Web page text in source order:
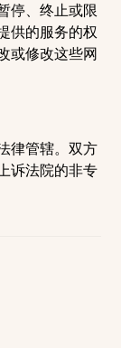
停、终止或限
供的服务的权
或修改这些网
律管辖。双方
诉法院的非专